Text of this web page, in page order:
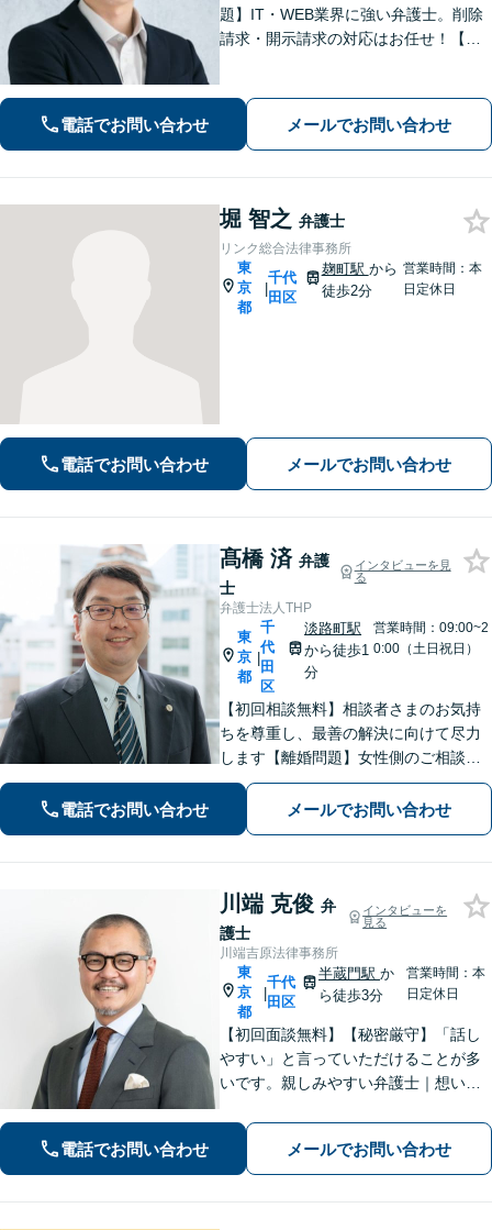
題】IT・WEB業界に強い弁護士。削除
請求・開示請求の対応はお任せ！【企
権回収】泣き寝入りせずに、まずはご
相談を！【完全個室】【霞ケ関駅2分】
電話でお問い合わせ メールでお問い合わせ
堀 智之 弁護士
リンク総合法律事務所
東
京
都
|
千代
田区
麹町駅 から
徒歩2分
営業時間：本
日定休日
電話でお問い合わせ メールでお問い合わせ
髙橋 済 弁護
士
インタビューを見
る
弁護士法人THP
東
京
都
|
千
代
田
区
淡路町駅
から徒歩1
分
営業時間：09:00~2
0:00（土日祝日）
【初回相談無料】相談者さまのお気持
ちを尊重し、最善の解決に向けて尽力
します【離婚問題】女性側のご相談に
精通。不動産が絡む財産分与はお任せ
ください！【不動産】対応実績多数。
トラブル対応から売却まで徹底サポー
電話でお問い合わせ メールでお問い合わせ
川端 克俊 弁
護士
インタビューを
見る
川端吉原法律事務所
東
京
都
|
千代
田区
半蔵門駅か
ら徒歩3分
営業時間：本
日定休日
【初回面談無料】【秘密厳守】「話し
やすい」と言っていただけることが多
いです。親しみやすい弁護士｜想いに
についても柔軟に対応しております。
お困りごとがございましたら、まずは
お気軽にご相談ください【休日・夜間
相談可】
電話でお問い合わせ メールでお問い合わせ